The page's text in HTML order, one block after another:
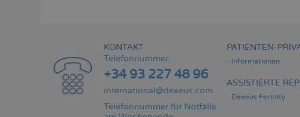
KONTAKT
Telefonnummer:
+34 93 227 48 96
international@dexeus.com
Telefonnummer für Notfälle
PATIENTEN-
Informationen
ASSISTIERTE
Dexeus Fertility